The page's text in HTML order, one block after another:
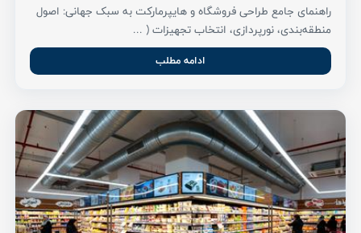
راهنمای جامع طراحی فروشگاه و هایپرمارکت به سبک جهانی: اصول
منطقه‌بندی، نورپردازی، انتخاب تجهیزات ( ...
ادامه مطلب